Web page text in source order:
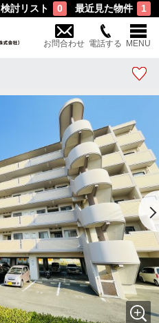
検討リスト 0 最近見た物件 1
お問合わせ 電話する MENU